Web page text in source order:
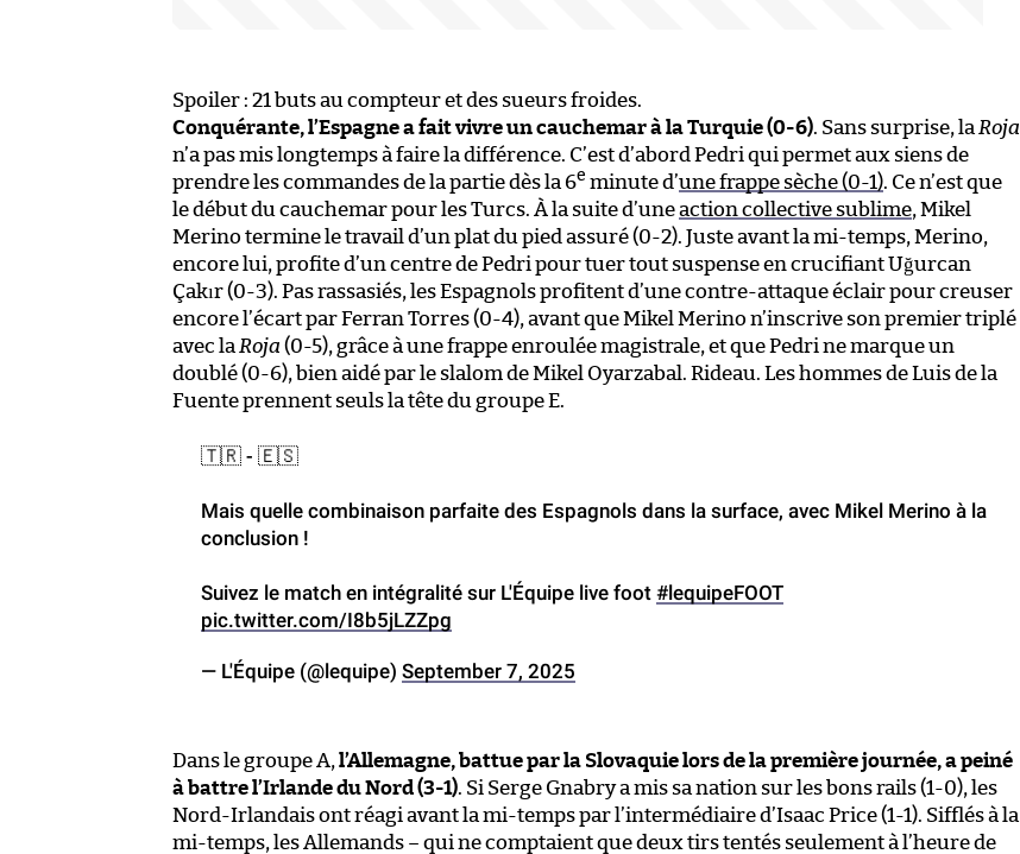
Spoiler : 21 buts au compteur et des sueurs froides.
Conquérante, l’Espagne a fait vivre un cauchemar à la Turquie (0-6). Sans surprise, la Roja
n’a pas mis longtemps à faire la différence. C’est d’abord Pedri qui permet aux siens de
prendre les commandes de la partie dès la 6e minute d’une frappe sèche (0-1). Ce n’est que
le début du cauchemar pour les Turcs. À la suite d’uneaction collective sublime, Mikel
Merino termine le travail d’un plat du pied assuré (0-2). Juste avant la mi-temps, Merino,
encore lui, profite d’un centre de Pedri pour tuer tout suspense en crucifiant Uğurcan
Çakır (0-3). Pas rassasiés, les Espagnols profitent d’une contre-attaque éclair pour creuser
encore l’écart par Ferran Torres (0-4), avant que Mikel Merino n’inscrive son premier triplé
avec la Roja (0-5), grâce à une frappe enroulée magistrale, et que Pedri ne marque un
doublé (0-6), bien aidé par le slalom de Mikel Oyarzabal. Rideau. Les hommes de Luis de la
Fuente prennent seuls la tête du groupe E.
🇹🇷 - 🇪🇸
Mais quelle combinaison parfaite des Espagnols dans la surface, avec Mikel Merino à la
conclusion !
Suivez le match en intégralité sur L'Équipe live foot #lequipeFOOT
pic.twitter.com/I8b5jLZZpg
— L'Équipe (@lequipe) September 7, 2025
Dans le groupe A, l’Allemagne, battue par la Slovaquie lors de la première journée, a peiné
à battre l’Irlande du Nord (3-1). Si Serge Gnabry a mis sa nation sur les bons rails (1-0), les
Nord-Irlandais ont réagi avant la mi-temps par l’intermédiaire d’Isaac Price (1-1). Sifflés à la
mi-temps, les Allemands – qui ne comptaient que deux tirs tentés seulement à l’heure de